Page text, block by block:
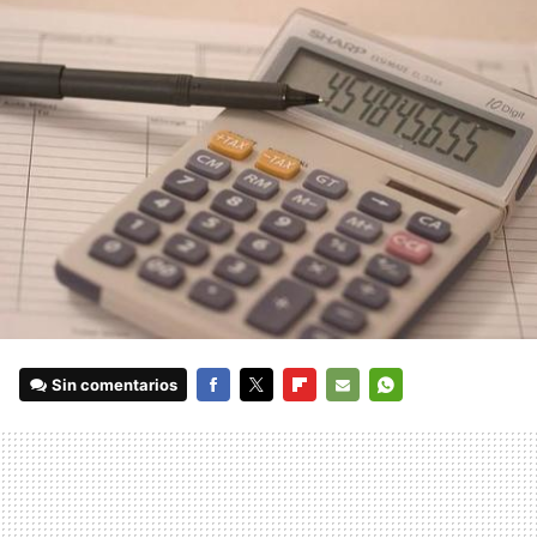
Sin comentarios
MAIL